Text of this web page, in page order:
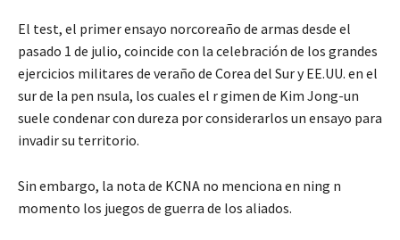
El test, el primer ensayo norcoreaño de armas desde el
pasado 1 de julio, coincide con la celebración de los grandes
ejercicios militares de veraño de Corea del Sur y EE.UU. en el
sur de la pen nsula, los cuales el r gimen de Kim Jong-un
suele condenar con dureza por considerarlos un ensayo para
invadir su territorio.
Sin embargo, la nota de KCNA no menciona en ning n
momento los juegos de guerra de los aliados.